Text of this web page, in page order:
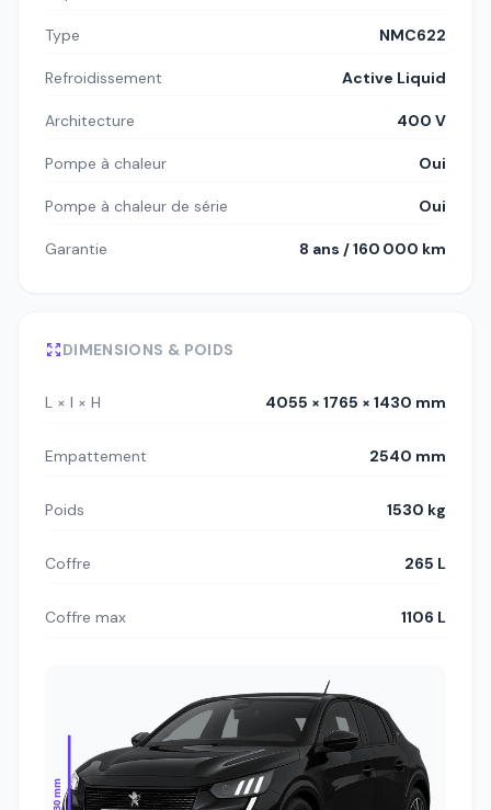
Type NMC622
Refroidissement Active Liquid
Architecture 400 V
Pompe à chaleur Oui
Pompe à chaleur de série Oui
Garantie 8 ans / 160 000 km
DIMENSIONS & POIDS
L × l × H 4055 × 1765 × 1430 mm
Empattement 2540 mm
Poids 1530 kg
Coffre 265 L
Coffre max 1106 L
1430 mm